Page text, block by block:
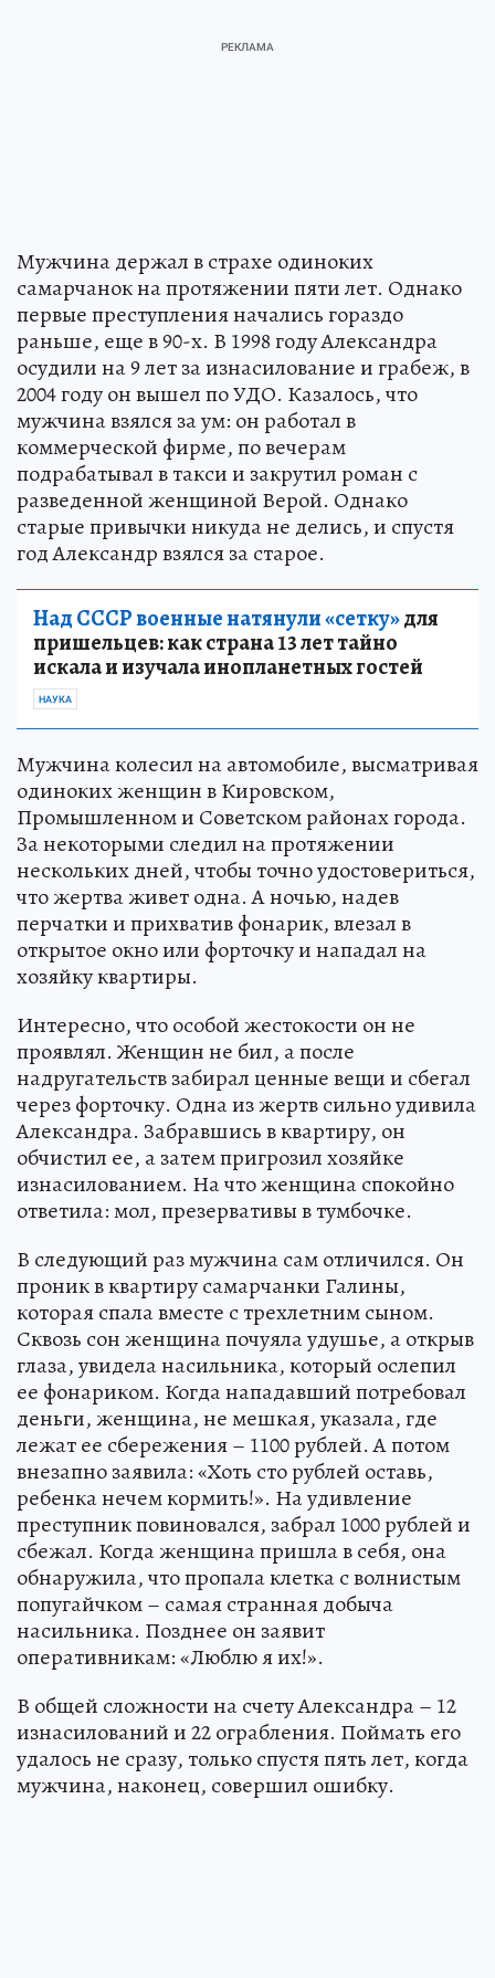
Мужчина держал в страхе одиноких
самарчанок на протяжении пяти лет. Однако
первые преступления начались гораздо
раньше, еще в 90-х. В 1998 году Александра
осудили на 9 лет за изнасилование и грабеж, в
2004 году он вышел по УДО. Казалось, что
мужчина взялся за ум: он работал в
коммерческой фирме, по вечерам
подрабатывал в такси и закрутил роман с
разведенной женщиной Верой. Однако
старые привычки никуда не делись, и спустя
год Александр взялся за старое.
Над СССР военные натянули «сетку»для
пришельцев: как страна 13 лет тайно
искала и изучала инопланетных гостей
НАУКА
Мужчина колесил на автомобиле, высматривая
одиноких женщин в Кировском,
Промышленном и Советском районах города.
За некоторыми следил на протяжении
нескольких дней, чтобы точно удостовериться,
что жертва живет одна. А ночью, надев
перчатки и прихватив фонарик, влезал в
открытое окно или форточку и нападал на
хозяйку квартиры.
Интересно, что особой жестокости он не
проявлял. Женщин не бил, а после
надругательств забирал ценные вещи и сбегал
через форточку. Одна из жертв сильно удивила
Александра. Забравшись в квартиру, он
обчистил ее, а затем пригрозил хозяйке
изнасилованием. На что женщина спокойно
ответила: мол, презервативы в тумбочке.
В следующий раз мужчина сам отличился. Он
проник в квартиру самарчанки Галины,
которая спала вместе с трехлетним сыном.
Сквозь сон женщина почуяла удушье, а открыв
глаза, увидела насильника, который ослепил
ее фонариком. Когда нападавший потребовал
деньги, женщина, не мешкая, указала, где
лежат ее сбережения – 1100 рублей. А потом
внезапно заявила: «Хоть сто рублей оставь,
ребенка нечем кормить!». На удивление
преступник повиновался, забрал 1000 рублей и
сбежал. Когда женщина пришла в себя, она
обнаружила, что пропала клетка с волнистым
попугайчком – самая странная добыча
насильника. Позднее он заявит
оперативникам: «Люблю я их!».
В общей сложности на счету Александра – 12
изнасилований и 22 ограбления. Поймать его
удалось не сразу, только спустя пять лет, когда
мужчина, наконец, совершил ошибку.